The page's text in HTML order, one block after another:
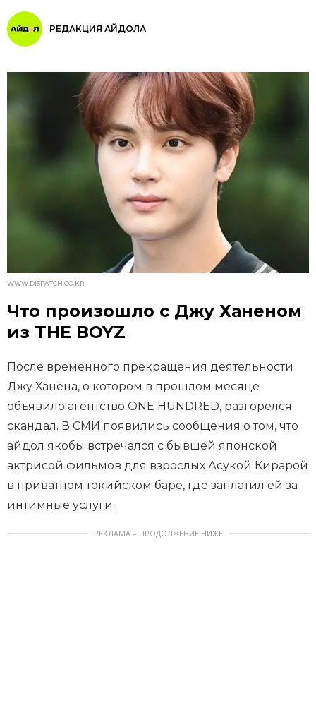
РЕДАКЦИЯ АЙДОЛА
WWW.DISPATCH.CO.KR
Что произошло с Джу Ханеном
из THE BOYZ
После временного прекращения деятельности
Джу Ханёна, о котором в прошлом месяце
объявило агентство ONE HUNDRED, разгорелся
скандал. В СМИ появились сообщения о том, что
айдол якобы встречался с бывшей японской
актрисой фильмов для взрослых Асукой Кирарой
в приватном токийском баре, где заплатил ей за
интимные услуги.
РЕКЛАМА – ПРОДОЛЖЕНИЕ НИЖЕ